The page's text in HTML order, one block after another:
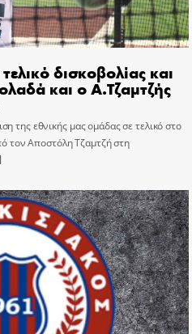
δισκοβολίας και
και ο Α.Τζαμτζής
της εθνικής μας ομάδας σε τελικό στο
τον Αποστόλη Τζαμτζή στη